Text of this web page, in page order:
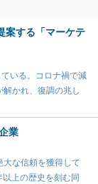
案する「マーケテ
いる。コロナ禍で減
かれ、復調の兆し
業
な信頼を獲得して
上の歴史を刻む同